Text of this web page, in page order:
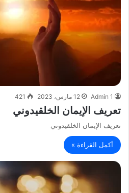
Admin 1 12 مارس، 2023 421
تعريف الإيمان الخلقيدوني
تعريف الإيمان الخلقيدوني
أكمل القراءة »